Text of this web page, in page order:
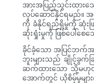
အားအပြည့်သွင်းထား
လုပ်ဆောင်နိုင်ရမည်။ အ
ကို ခံနိုင်ရည်ရှိမှုကို ဆုံးဖ
ဆုံးရှုံးမှုကို ဖြစ်ပေါ်စေသ
ခိုင်ခံ့သော အပြင်ဘက်အ
ဘူးများသည် ချိုင့်ခွက်ခ
ဆက်ထားသော သို့မဟုတ်
အောက်တွင် ယိုစိမ့်မှုမျ